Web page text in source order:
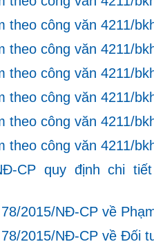
theo công văn 4211/
theo công văn 4211/
theo công văn 4211/
theo công văn 4211/
theo công văn 4211/
theo công văn 4211/
CP quy định chi
2015/NĐ-CP về
2015/NĐ-CP về Đối